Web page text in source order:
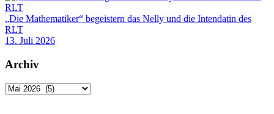
„Die Mathematiker“ begeistern das Nelly und die Intendatin des
RLT
13. Juli 2026
Archiv
Archiv